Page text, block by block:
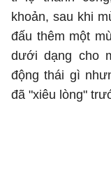
khoản, sau khi
đấu thêm một
dưới dạng cho
động thái gì
đã "xiêu lòng"